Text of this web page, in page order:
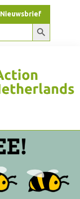
Nieuwsbrief
Zoekknop